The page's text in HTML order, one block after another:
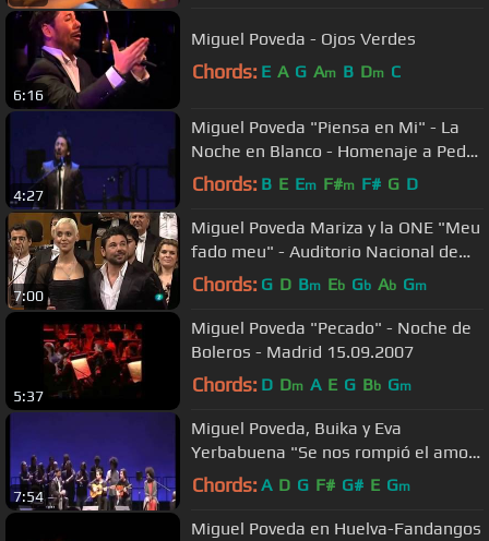
6:16
Miguel Poveda - Ojos Verdes
Chords: E A G Am B Dm C
4:27
Miguel Poveda "Piensa en Mi" - La
Noche en Blanco - Homenaje a Pedro
Almodóvar 13.09.2008
Chords: B E Em F#m F# G D
7:00
Miguel Poveda Mariza y la ONE "Meu
fado meu" - Auditorio Nacional de
Madrid - 12.06.2010
Chords: G D Bm Eb Gb Ab Gm
5:37
Miguel Poveda "Pecado" - Noche de
Boleros - Madrid 15.09.2007
Chords: D Dm A E G Bb Gm
7:54
Miguel Poveda, Buika y Eva
Yerbabuena "Se nos rompió el amor"
- La Noche en Blanco - 13.09.2008
Chords: A D G F# G# E Gm
Miguel Poveda en Huelva-Fandangos